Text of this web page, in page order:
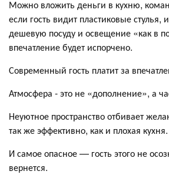
Можно вложить деньги в кухню,
если гость видит пластиковые стулья,
дешевую посуду и освещение «как в
впечатление будет испорчено.
Современный гость платит за
Атмосфера - это не «дополнение», а
Неуютное пространство отбивает
так же эффективно, как и плохая кухня.
И самое опасное — гость этого не
вернется.